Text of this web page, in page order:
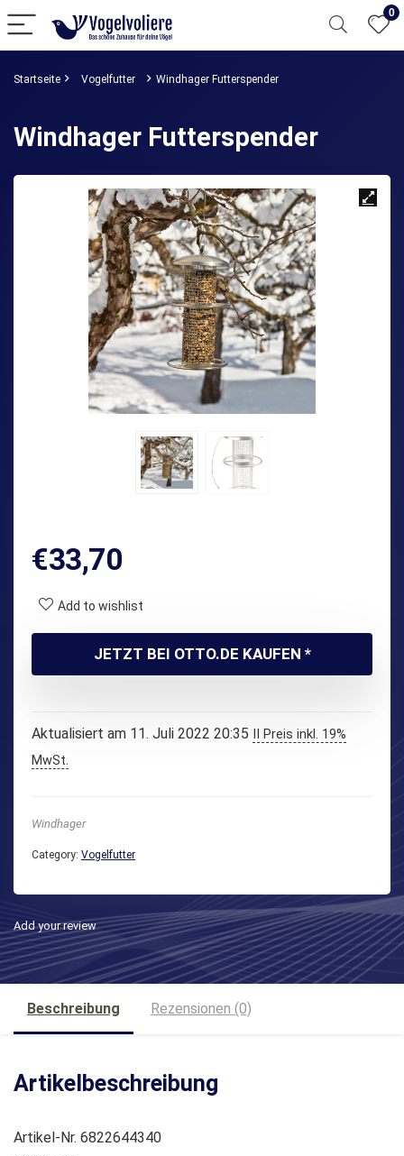
0
Startseite Vogelfutter Windhager Futterspender
Windhager Futterspender
€33,70
Add to wishlist
JETZT BEI OTTO.DE KAUFEN *
Aktualisiert am 11. Juli 2022 20:35
II Preis inkl. 19%
MwSt.
Windhager
Category: Vogelfutter
Add your review
Beschreibung Rezensionen (0)
Artikelbeschreibung
Artikel-Nr. 6822644340